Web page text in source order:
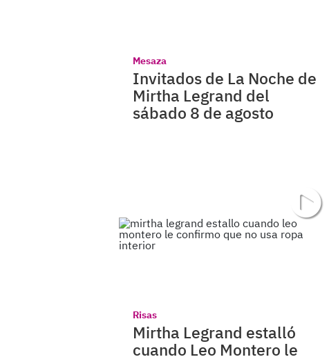
Mesaza
Invitados de La Noche de
Mirtha Legrand del
sábado 8 de agosto
Risas
Mirtha Legrand estalló
cuando Leo Montero le